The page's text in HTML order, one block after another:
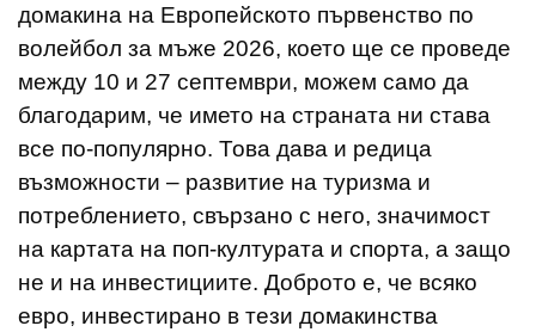
домакина на Европейското първенство по
волейбол за мъже 2026, което ще се проведе
между 10 и 27 септември, можем само да
благодарим, че името на страната ни става
все по-популярно. Това дава и редица
възможности – развитие на туризма и
потреблението, свързано с него, значимост
на картата на поп-културата и спорта, а защо
не и на инвестициите. Доброто е, че всяко
евро, инвестирано в тези домакинства